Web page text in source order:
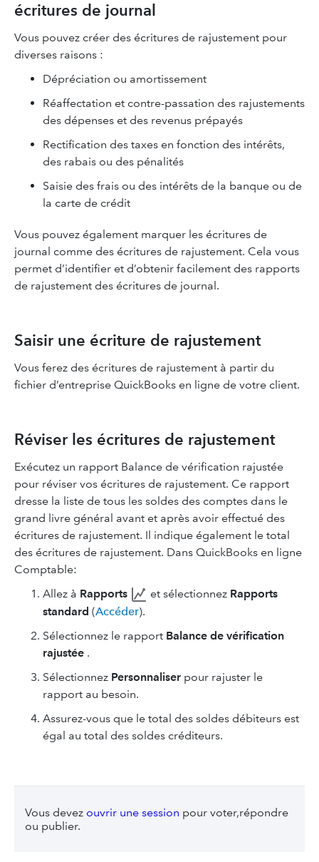
écritures de journal
Vous pouvez créer des écritures de rajustement pour
diverses raisons :
Dépréciation ou amortissement
Réaffectation et contre-passation des rajustements
des dépenses et des revenus prépayés
Rectification des taxes en fonction des intérêts,
des rabais ou des pénalités
Saisie des frais ou des intérêts de la banque ou de
la carte de crédit
Vous pouvez également marquer les écritures de
journal comme des écritures de rajustement. Cela vous
permet d’identifier et d’obtenir facilement des rapports
de rajustement des écritures de journal.
Saisir une écriture de rajustement
Vous ferez des écritures de rajustement à partir du
fichier d’entreprise QuickBooks en ligne de votre client.
Réviser les écritures de rajustement
Exécutez un rapport Balance de vérification rajustée
pour réviser vos écritures de rajustement. Ce rapport
dresse la liste de tous les soldes des comptes dans le
grand livre général avant et après avoir effectué des
écritures de rajustement. Il indique également le total
des écritures de rajustement. Dans QuickBooks en ligne
Comptable:
Allez à Rapports et sélectionnez Rapports
standard (Accéder).
Sélectionnez le rapport Balance de vérification
rajustée .
Sélectionnez Personnaliser pour rajuster le
rapport au besoin.
Assurez-vous que le total des soldes débiteurs est
égal au total des soldes créditeurs.
Vous devez ouvrir une session pour voter,répondre
ou publier.